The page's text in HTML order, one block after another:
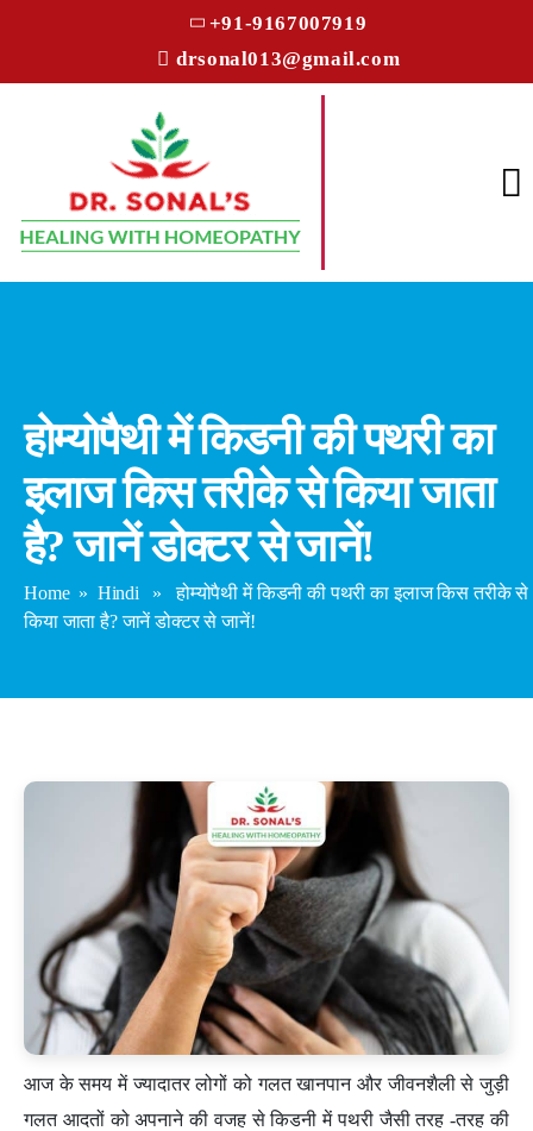
+91-9167007919
drsonal013@gmail.com
होम्योपैथी में किडनी की पथरी का
इलाज किस तरीके से किया जाता
है? जानें डोक्टर से जानें!
Home» Hindi » होम्योपैथी में किडनी की पथरी का इलाज किस तरीके से
किया जाता है? जानें डोक्टर से जानें!
आज के समय में ज्यादातर लोगों को गलत खानपान और जीवनशैली से जुड़ी
गलत आदतों को अपनाने की वजह से किडनी में पथरी जैसी तरह -तरह की